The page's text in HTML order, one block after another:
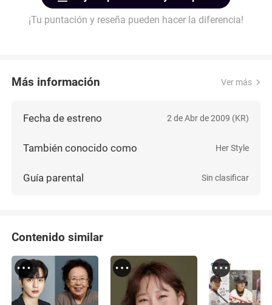
¡Tu puntación y reseña pueden hacer la diferencia!
Más información Ver más
Fecha de estreno 2 de Abr de 2009 (KR)
También conocido como Her Style
Guía parental Sin clasificar
Contenido similar